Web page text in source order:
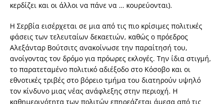
κερδίζει και οι άλλοι να πάνε να … κουρεύονται).
Η Σερβία εισέρχεται σε μια από τις πιο κρίσιμες πολιτικές
φάσεις των τελευταίων δεκαετιών, καθώς ο πρόεδρος
Αλεξάνταρ Βούτσιτς ανακοίνωσε την παραίτησή του,
ανοίγοντας τον δρόμο για πρόωρες εκλογές. Την ίδια στιγμή,
το παρατεταμένο πολιτικό αδιέξοδο στο Κόσοβο και οι
εθνοτικές τριβές στο βόρειο τμήμα του διατηρούν υψηλό
τον κίνδυνο μιας νέας ανάφλεξης στην περιοχή. Η
καθημερινότητα των πολιτών επηρεάζεται άμεσα από τις